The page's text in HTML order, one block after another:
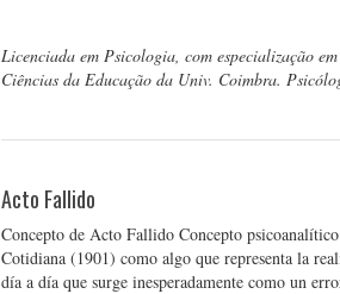
Licenciada em Psicologia, com especialização
Ciências da Educação da Univ. Coimbra.
Acto Fallido
Concepto de Acto Fallido Concepto
Cotidiana (1901) como algo que representa la
día a día que surge inesperadamente como un